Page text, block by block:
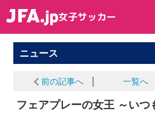
女子サッカー
女子サッカー
ニュース
前の記事へ 一覧へ
フェアプレーの女王 ～いつ